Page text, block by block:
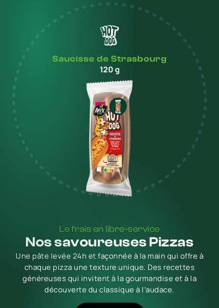
Saucisse de Strasbourg
120 g
Le frais en libre-service
Nos savoureuses Pizzas
Une pâte levée 24h et façonnée à la main qui offre à
chaque pizza une texture unique. Des recettes
généreuses qui invitent à la gourmandise et à la
découverte du classique à l’audace.